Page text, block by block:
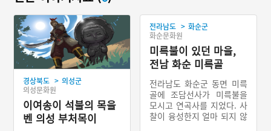
경상북도 > 의성군
의성문화원
이여송이 석불의 목을
벤 의성 부처목이
전라남도 > 화순군
화순문화원
미륵불이 있던 마을,
전남 화순 미륵골
전라남도 화순군 동면 미륵
골에 조담선사가 미륵불을
모시고 연곡사를 지었다. 사
찰이 융성한지 얼마 되지 않